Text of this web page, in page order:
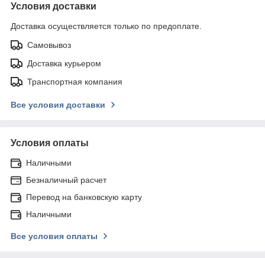
Условия доставки
Доставка осуществляется только по предоплате.
Самовывоз
Доставка курьером
Транспортная компания
Все условия доставки
Условия оплаты
Наличными
Безналичный расчет
Перевод на банковскую карту
Наличными
Все условия оплаты